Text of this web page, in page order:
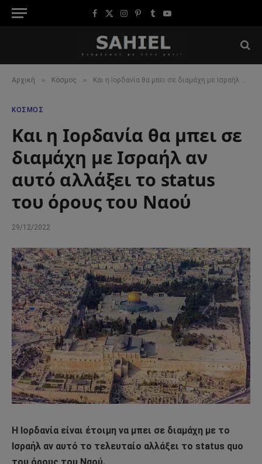
Facebook
X
Instagram
Pinterest
TumblrYouTube
Αρχική » Κόσμος » Και η Ιορδανία θα μπει σε διαμάχη με Ισραήλ αν αυτό αλλάξει το status του όρους του Ναού
ΚΌΣΜΟΣ
Και η Ιορδανία θα μπει σε
διαμάχη με Ισραήλ αν
αυτό αλλάξει το status
του όρους του Ναού
29/12/2022
Η Ιορδανία είναι έτοιμη να μπει σε διαμάχη με το
Ισραήλ αν αυτό το τελευταίο αλλάξει το status quo
του όρους του Ναού.